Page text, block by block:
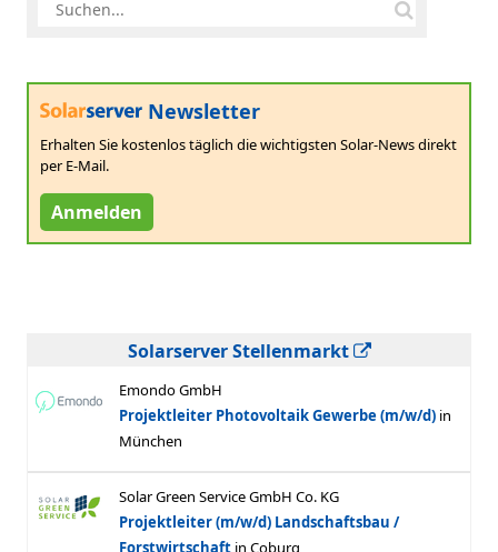
Newsletter
Erhalten Sie kostenlos täglich die wichtigsten Solar-News direkt
per E-Mail.
Anmelden
Solarserver Stellenmarkt